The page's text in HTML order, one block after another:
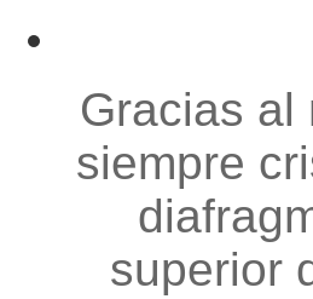
Gracias al
siempre
superior